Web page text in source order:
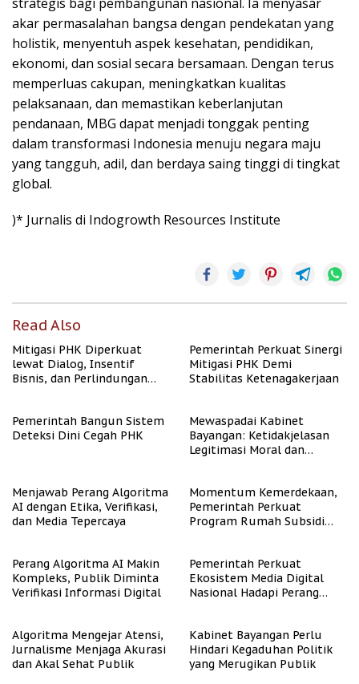
akar permasalahan bangsa dengan pendekatan yang
holistik, menyentuh aspek kesehatan, pendidikan,
ekonomi, dan sosial secara bersamaan. Dengan terus
memperluas cakupan, meningkatkan kualitas
pelaksanaan, dan memastikan keberlanjutan
pendanaan, MBG dapat menjadi tonggak penting
dalam transformasi Indonesia menuju negara maju
yang tangguh, adil, dan berdaya saing tinggi di tingkat
global.
)* Jurnalis di Indogrowth Resources Institute
Read Also
Mitigasi PHK Diperkuat
lewat Dialog, Insentif
Bisnis, dan Perlindungan
Pemerintah Perkuat Sinergi
Mitigasi PHK Demi
Stabilitas Ketenagakerjaan
Pemerintah Bangun Sistem
Deteksi Dini Cegah PHK
Mewaspadai Kabinet
Bayangan: Ketidakjelasan
Legitimasi Moral dan
Menjawab Perang Algoritma
AI dengan Etika, Verifikasi,
dan Media Tepercaya
Momentum Kemerdekaan,
Pemerintah Perkuat
Program Rumah Subsidi
Perang Algoritma AI Makin
Kompleks, Publik Diminta
Verifikasi Informasi Digital
Pemerintah Perkuat
Ekosistem Media Digital
Nasional Hadapi Perang
Algoritma Mengejar Atensi,
Jurnalisme Menjaga Akurasi
dan Akal Sehat Publik
Kabinet Bayangan Perlu
Hindari Kegaduhan Politik
yang Merugikan Publik